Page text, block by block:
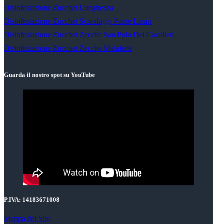
Disinfestazione Zucchet Lunghezza
Disinfestazione Zucchet Scarafaggi Ponte Linari
Disinfestazione Zucchet Zecche San Polo Dei Cavalieri
Disinfestazione Zucchet Zecche Malafede
Guarda il nostro spot su YouTube
P.IVA: 14183671008
Mappa del Sito